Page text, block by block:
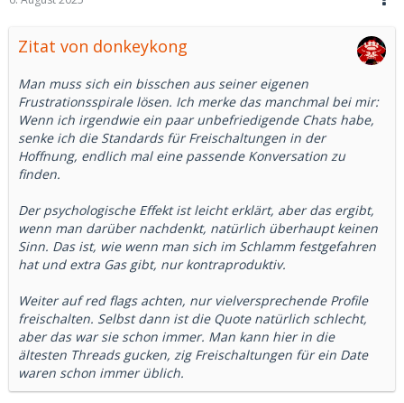
Zitat von donkeykong
Man muss sich ein bisschen aus seiner eigenen
Frustrationsspirale lösen. Ich merke das manchmal bei mir:
Wenn ich irgendwie ein paar unbefriedigende Chats habe,
senke ich die Standards für Freischaltungen in der
Hoffnung, endlich mal eine passende Konversation zu
finden.
Der psychologische Effekt ist leicht erklärt, aber das ergibt,
wenn man darüber nachdenkt, natürlich überhaupt keinen
Sinn. Das ist, wie wenn man sich im Schlamm festgefahren
hat und extra Gas gibt, nur kontraproduktiv.
Weiter auf red flags achten, nur vielversprechende Profile
freischalten. Selbst dann ist die Quote natürlich schlecht,
aber das war sie schon immer. Man kann hier in die
ältesten Threads gucken, zig Freischaltungen für ein Date
waren schon immer üblich.